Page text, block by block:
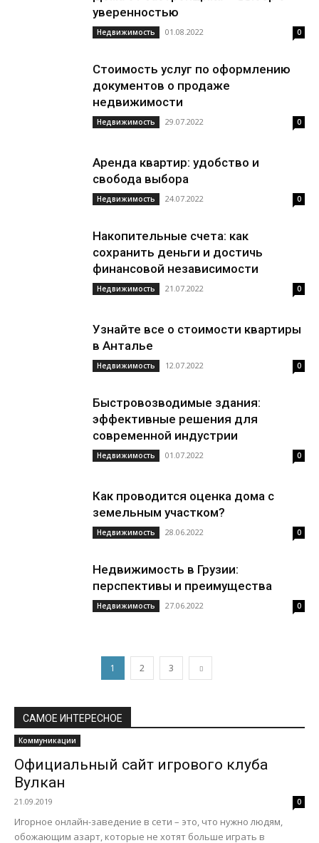
уверенностью
Недвижимость 01.08.2022 0
Стоимость услуг по оформлению
документов о продаже
недвижимости
Недвижимость 29.07.2022 0
Аренда квартир: удобство и
свобода выбора
Недвижимость 24.07.2022 0
Накопительные счета: как
сохранить деньги и достичь
финансовой независимости
Недвижимость 21.07.2022 0
Узнайте все о стоимости квартиры
в Анталье
Недвижимость 12.07.2022 0
Быстровозводимые здания:
эффективные решения для
современной индустрии
Недвижимость 01.07.2022 0
Как проводится оценка дома с
земельным участком?
Недвижимость 28.06.2022 0
Недвижимость в Грузии:
перспективы и преимущества
Недвижимость 27.06.2022 0
1 2 3
САМОЕ ИНТЕРЕСНОЕ
Коммуникации
Официальный сайт игрового клуба
Вулкан
21.09.2019 0
Игорное онлайн-заведение в сети – это, что нужно людям,
обожающим азарт, которые не хотят больше играть в